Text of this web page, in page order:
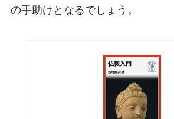
の手助けとなるでしょう。